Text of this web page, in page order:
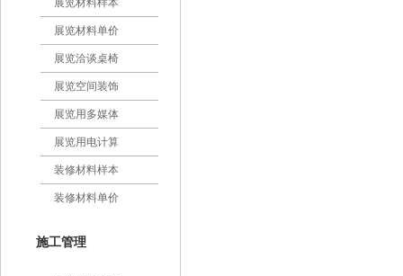
展览材料样本
展览材料单价
展览洽谈桌椅
展览空间装饰
展览用多媒体
展览用电计算
装修材料样本
装修材料单价
施工管理